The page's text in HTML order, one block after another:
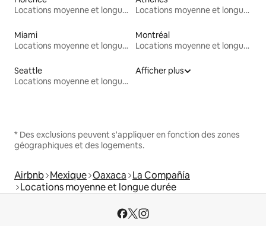
Locations moyenne et longue durée
Locations moyenne et longue durée
Miami
Locations moyenne et longue durée
Montréal
Locations moyenne et longue durée
Seattle
Locations moyenne et longue durée
Afficher plus
* Des exclusions peuvent s'appliquer en fonction des zones
géographiques et des logements.
Airbnb Mexique Oaxaca La Compañía
Locations moyenne et longue durée